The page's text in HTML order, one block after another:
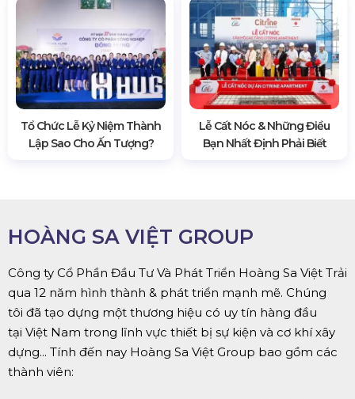
Tổ Chức Lễ Kỷ Niệm Thành
Lập Sao Cho Ấn Tượng?
Lễ Cất Nóc & Những Điều
Bạn Nhất Định Phải Biết
HOÀNG SA VIỆT GROUP
Công ty Cổ Phần Đầu Tư Và Phát Triển Hoàng Sa Việt Trải
qua 12 năm hình thành & phát triển mạnh mẽ. Chúng
tôi đã tạo dựng một thương hiệu có uy tín hàng đầu
tại Việt Nam trong lĩnh vực thiết bị sự kiện và cơ khí xây
dựng... Tính đến nay Hoàng Sa Việt Group bao gồm các
thành viên: